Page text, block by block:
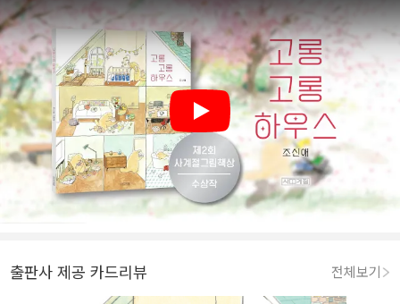
Play
출판사 제공 카드리뷰 전체보기